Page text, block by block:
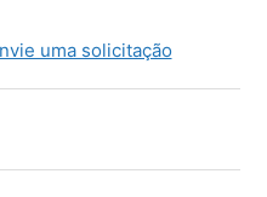
uma solicitação